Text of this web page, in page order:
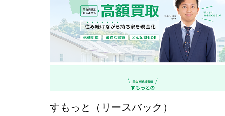
すもっと（リースバック）